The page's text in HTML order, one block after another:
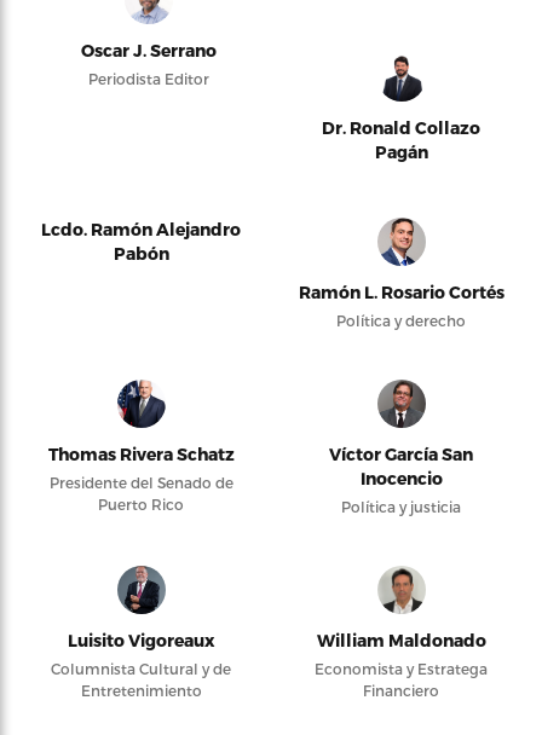
Oscar J. Serrano
Periodista Editor
Dr. Ronald Collazo
Pagán
Lcdo. Ramón Alejandro
Pabón
Ramón L. Rosario Cortés
Política y derecho
Thomas Rivera Schatz
Presidente del Senado de
Puerto Rico
Víctor García San
Inocencio
Política y justicia
Luisito Vigoreaux
Columnista Cultural y de
Entretenimiento
William Maldonado
Economista y Estratega
Financiero